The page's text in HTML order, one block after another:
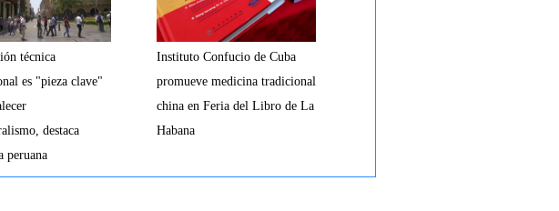
técnica
es "pieza clave"
destaca
peruana
Instituto Confucio de Cuba
promueve medicina tradicional
china en Feria del Libro de La
Habana